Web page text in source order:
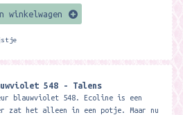
winkelwagen
548 - Talens
blauwviolet 548. Ecoline is een
zat het alleen in een potje. Maar nu